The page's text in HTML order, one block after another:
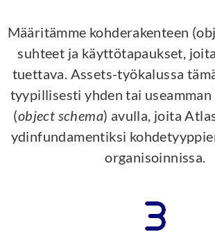
Määritämme kohderakenteen
suhteet ja käyttötapaukset,
tuettava. Assets-työkalussa
tyypillisesti yhden tai useamman
(object schema) avulla, joita
ydinfundamentiksi
organisoinnissa.